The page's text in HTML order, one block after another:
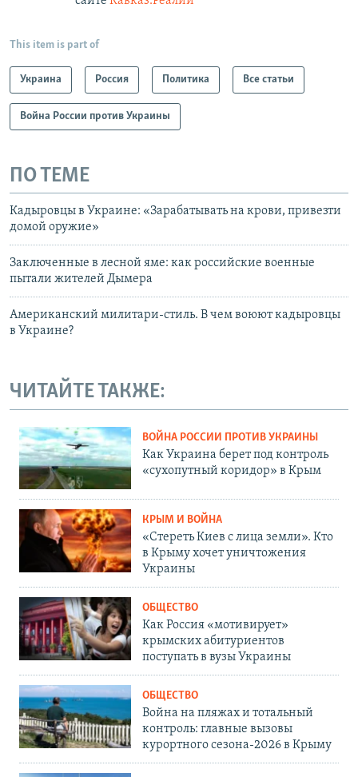
This item is part of
Украина Россия Политика Все статьи
Война России против Украины
ПО ТЕМЕ
Кадыровцы в Украине: «Зарабатывать на крови, привезти
домой оружие»
Заключенные в лесной яме: как российские военные
пытали жителей Дымера
Американский милитари-стиль. В чем воюют кадыровцы
в Украине?
ЧИТАЙТЕ ТАКЖЕ:
ВОЙНА РОССИИ ПРОТИВ УКРАИНЫ
Как Украина берет под контроль
«сухопутный коридор» в Крым
КРЫМ И ВОЙНА
«Стереть Киев с лица земли». Кто
в Крыму хочет уничтожения
Украины
ОБЩЕСТВО
Как Россия «мотивирует»
крымских абитуриентов
поступать в вузы Украины
ОБЩЕСТВО
Война на пляжах и тотальный
контроль: главные вызовы
курортного сезона-2026 в Крыму